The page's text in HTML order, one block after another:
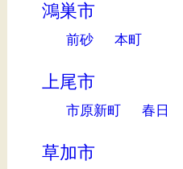
鴻巣市
前砂 本町
上尾市
市原新町 春日
草加市